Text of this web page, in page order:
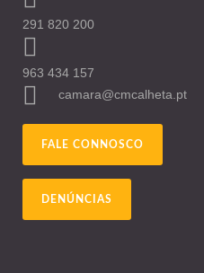
291 820 200
963 434 157
camara@cmcalheta.pt
FALE CONNOSCO
DENÚNCIAS